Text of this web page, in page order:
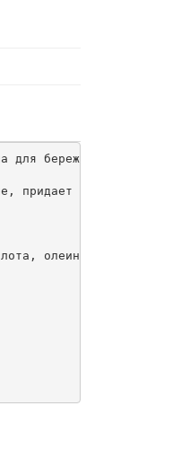
бережного
придает коже
олеиновая